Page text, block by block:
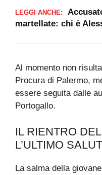
LEGGI ANCHE:
martellate: chi è
Al momento non
Procura di Palermo,
essere seguita dalle
Portogallo.
IL RIENTRO
L’ULTIMO
La salma della